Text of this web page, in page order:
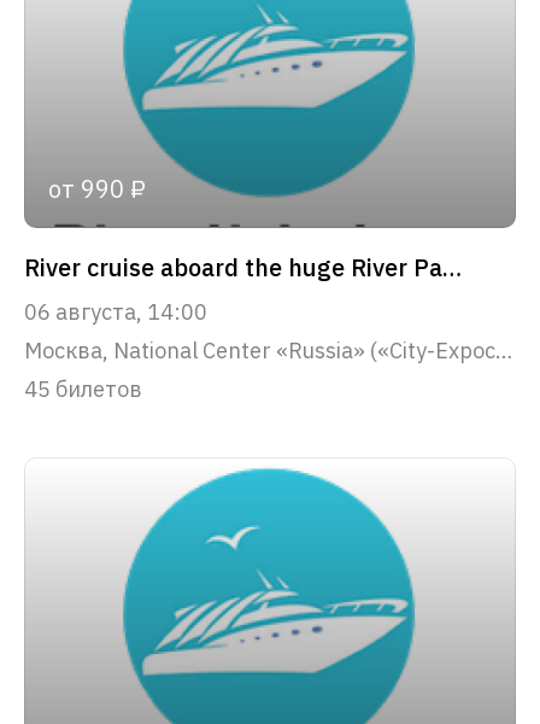
от 990 ₽
River cruise aboard the huge River Palace yacht along the Moscow center
06 августа, 14:00
Москва, National Center «Russia» («City-Expocenter») pier
45 билетов